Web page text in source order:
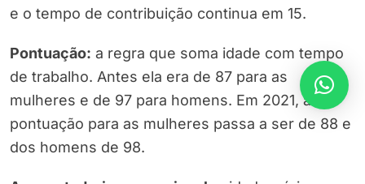
e o tempo de contribuição continua em 15.
Pontuação: a regra que soma idade com tempo
de trabalho. Antes ela era de 87 para as
mulheres e de 97 para homens. Em 2021, a
pontuação para as mulheres passa a ser de 88 e
dos homens de 98.